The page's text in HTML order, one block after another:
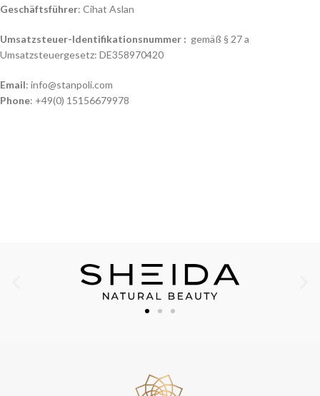
Geschäftsführer: Cihat Aslan
Umsatzsteuer-Identifikationsnummer : gemäß § 27 a
Umsatzsteuergesetz: DE358970420
Email: info@stanpoli.com
Phone: +49(0) 15156679978